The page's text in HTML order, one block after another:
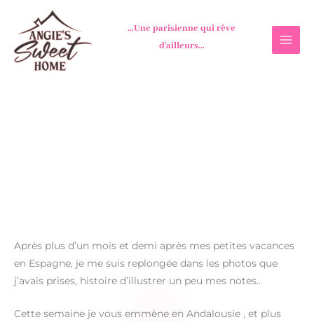
contenu
...Une parisienne qui rêve
d'ailleurs...
Après plus d’un mois et demi après mes petites vacances
en Espagne, je me suis replongée dans les photos que
j’avais prises, histoire d’illustrer un peu mes notes..
Cette semaine je vous emmène en Andalousie , et plus